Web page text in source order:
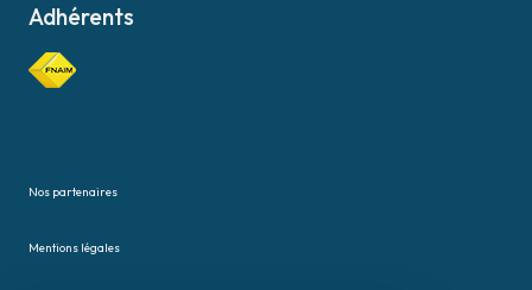
Adhérents
Nos partenaires
Mentions légales